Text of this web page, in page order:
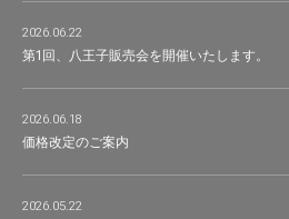
2026.06.22
第1回、八王子販売会を開催いたします。
2026.06.18
価格改定のご案内
2026.05.22